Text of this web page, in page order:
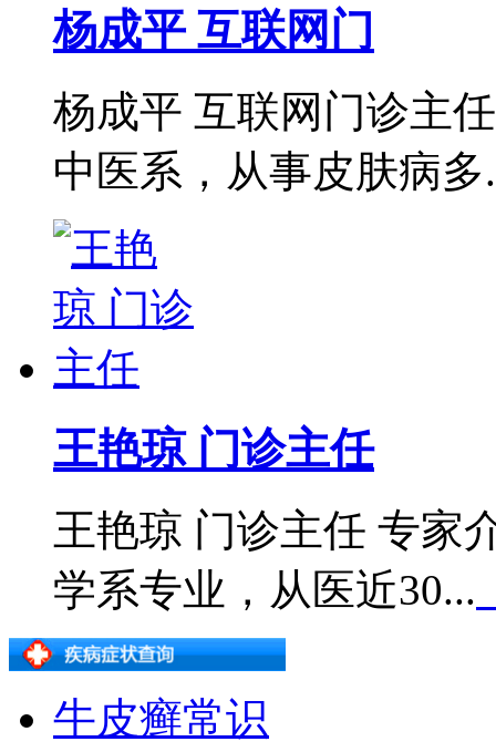
杨成平 互联网门
杨成平 互联网门诊主
中医系，从事皮肤病多
王艳琼 门诊主任
王艳琼 门诊主任 专家
学系专业，从医近30...
牛皮癣常识